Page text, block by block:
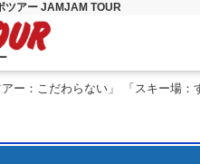
ツアー JAMJAM TOUR
ー：こだわらない」 「スキー場